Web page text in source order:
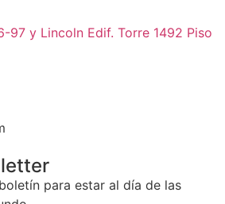
97 y Lincoln Edif. Torre 1492 Piso
para estar al día de las